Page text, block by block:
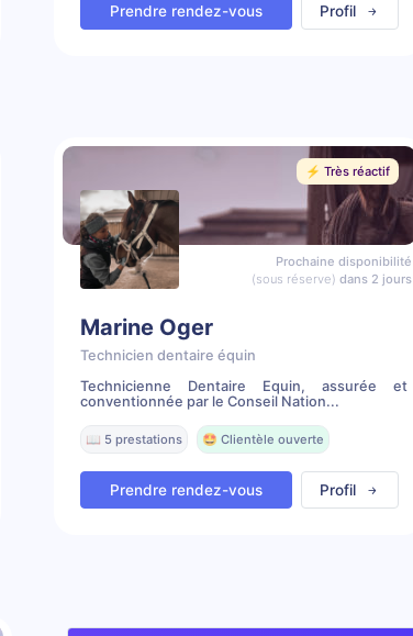
Prendre rendez-vous Profil
⚡️ Très réactif
Prochaine disponibilité
(sous réserve) dans 2 jours
Marine Oger
Technicien dentaire équin
Technicienne Dentaire Equin, assurée et
conventionnée par le Conseil Nation...
📖 5 prestations 🤩 Clientèle ouverte
Prendre rendez-vous Profil